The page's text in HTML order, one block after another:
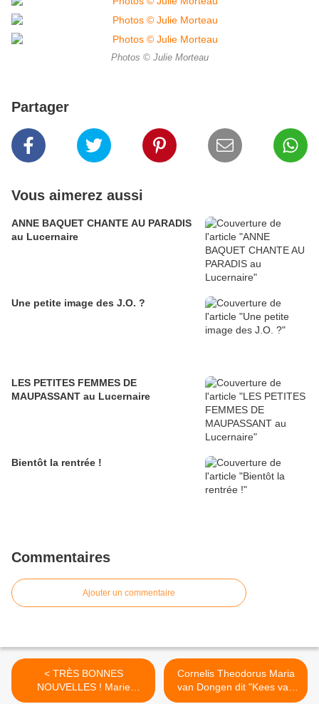
Photos © Julie Morteau
Partager
Vous aimerez aussi
ANNE BAQUET CHANTE AU PARADIS
au Lucernaire
Une petite image des J.O. ?
LES PETITES FEMMES DE
MAUPASSANT au Lucernaire
Bientôt la rentrée !
Commentaires
Ajouter un commentaire
< TRÈS BONNES
NOUVELLES ! Marie
Thomas revient à Paris
Cornelis Theodorus Maria
van Dongen dit "Kees van
Dongen", peintre français